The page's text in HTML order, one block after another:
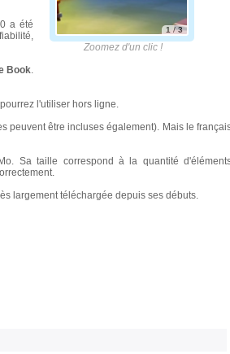
1 /3
Zoomez d'un clic !
a été
Book.
l'utiliser hors ligne.
peuvent être incluses également). Mais le
Sa taille correspond à la quantité
largement téléchargée depuis ses débuts.